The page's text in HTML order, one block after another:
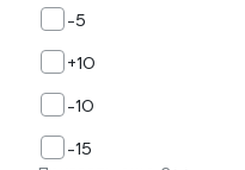
-5
+10
-10
-15